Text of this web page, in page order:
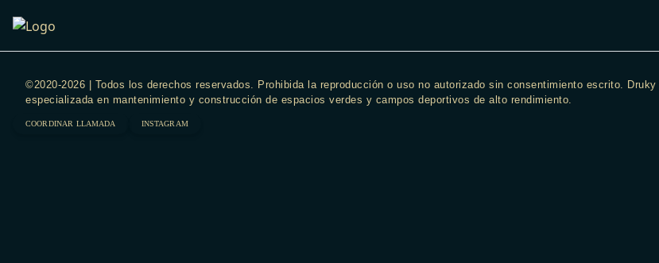
content
©2020-2026 | Todos los derechos reservados. Prohibida la reproducción o uso no autorizado sin consentimiento escrito.
especializada en mantenimiento y construcción de espacios verdes y campos deportivos de alto rendimiento.
COORDINAR LLAMADA INSTAGRAM